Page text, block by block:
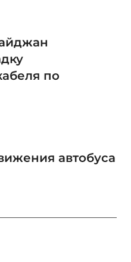
по
автобуса